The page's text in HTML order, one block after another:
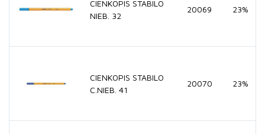
CIENKOPIS STABILO
NIEB. 32
20069 23%
CIENKOPIS STABILO
C.NIEB. 41
20070 23%